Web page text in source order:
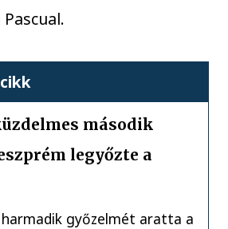
második
legyőzte a
győzelmét aratta a